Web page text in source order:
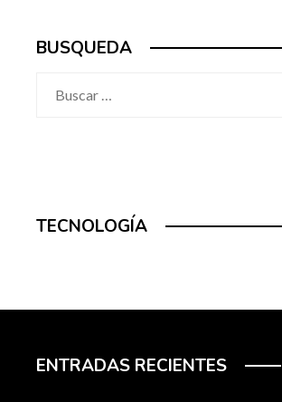
BUSQUEDA
TECNOLOGÍA
ENTRADAS RECIENTES